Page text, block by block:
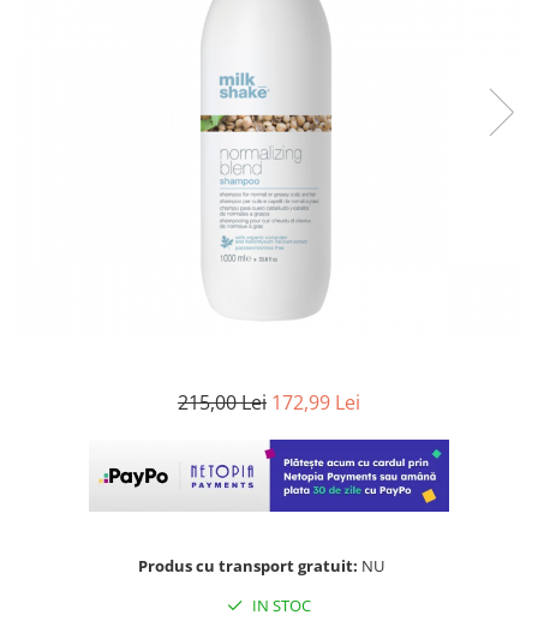
215,00 Lei 172,99 Lei
Produs cu transport gratuit: NU
IN STOC